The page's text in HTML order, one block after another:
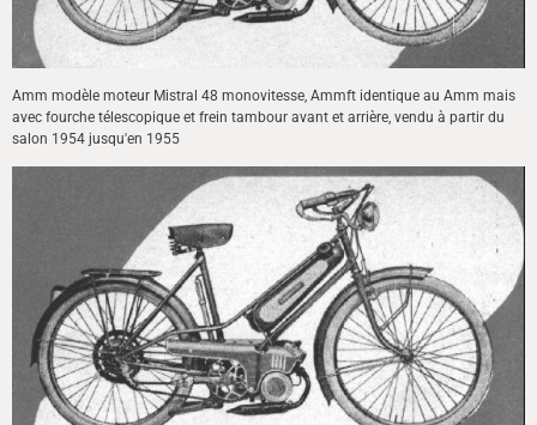
Amm modèle moteur Mistral 48 monovitesse, Ammft identique au Amm mais
avec fourche télescopique et frein tambour avant et arrière, vendu à partir du
salon 1954 jusqu'en 1955